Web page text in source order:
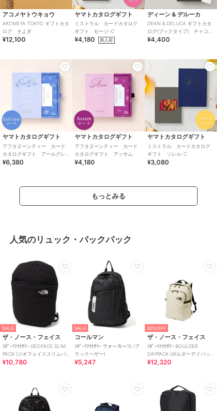
アコメヤトウキョウ
AKOMEYA TOKYO ギフトカタ
ログ そよぎ
¥12,100
ヤマトカタログギフト
ミストラル カードカタログ
ギフト セージ-C
¥4,180 再入荷
ディーン & デルーカ
DEAN & DELUCA ギフトカタ
ログ(ブックタイプ) チャコー
ル-BC
¥4,400
ヤマトカタログギフト
アフタヌーンティー カード
カタログギフト アールグレ
イ
¥6,380
ヤマトカタログギフト
アフタヌーンティー カード
カタログギフト アッサム
¥4,180
ヤマトカタログギフト
ミストラル カードカタログ
ギフト ソレル-C
¥3,080
もっとみる
人気のリュック・バックパック
SALE
ザ・ノース・フェイス
ｽﾎﾟｰﾂｱｸｾｻﾘｰ GEOFACE SLIM
PACK (ジオフェイススリムパ
ック)
¥10,780
SALE
コールマン
ｽﾎﾟｰﾂｱｸｾｻﾘｰ ウォーカー15 (ブ
ラックヘザー)
¥5,247
30%OFF
ザ・ノース・フェイス
ｽﾎﾟｰﾂｱｸｾｻﾘｰ BOULDER
DAYPACK (ボルダーデイパッ
ク)
¥12,320